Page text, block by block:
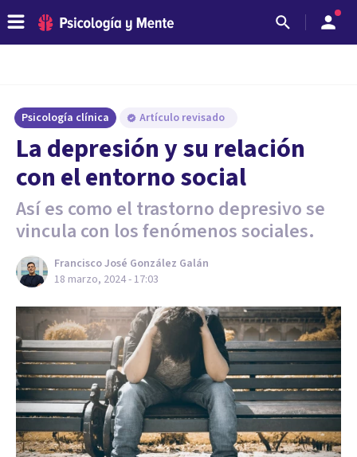
Psicología clínica Artículo revisado
La depresión y su relación
con el entorno social
Así es como el trastorno depresivo se
vincula con los fenómenos sociales.
Francisco José González Galán
18 marzo, 2024 - 17:03